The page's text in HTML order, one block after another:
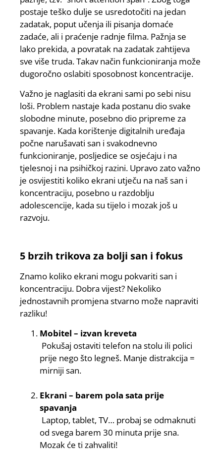
postaje teško dulje se usredotočiti na jedan
zadatak, poput učenja ili pisanja domaće
zadaće, ali i praćenje radnje filma. Pažnja se
lako prekida, a povratak na zadatak zahtijeva
sve više truda. Takav način funkcioniranja može
dugoročno oslabiti sposobnost koncentracije.
Važno je naglasiti da ekrani sami po sebi nisu
loši. Problem nastaje kada postanu dio svake
slobodne minute, posebno dio pripreme za
spavanje. Kada korištenje digitalnih uređaja
počne narušavati san i svakodnevno
funkcioniranje, posljedice se osjećaju i na
tjelesnoj i na psihičkoj razini. Upravo zato važno
je osvijestiti koliko ekrani utječu na naš san i
koncentraciju, posebno u razdoblju
adolescencije, kada su tijelo i mozak još u
razvoju.
5 brzih trikova za bolji san i fokus
Znamo koliko ekrani mogu pokvariti san i
koncentraciju. Dobra vijest? Nekoliko
jednostavnih promjena stvarno može napraviti
razliku!
Mobitel – izvan kreveta
Pokušaj ostaviti telefon na stolu ili polici
prije nego što legneš. Manje distrakcija =
mirniji san.
Ekrani – barem pola sata prije
spavanja
Laptop, tablet, TV… probaj se odmaknuti
od svega barem 30 minuta prije sna.
Mozak će ti zahvaliti!